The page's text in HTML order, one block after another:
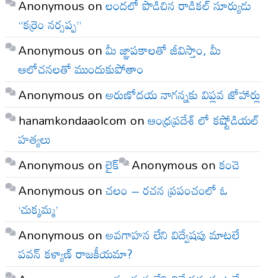
Anonymous onలందలో పొడిచిన రాడికల్ సూర్యుడు
“కర్రెం నర్సప్ప”
Anonymous onమీ జ్ఞాపకాలతో జీవిస్తాం, మీ
ఆలోచనలతో ముందుకుపోతాం
Anonymous onఅరుణోదయ నాగన్నకు విప్లవ జోహార్లు
hanamkondaaolcom onఆంధ్రప్రదేశ్ లో కష్టోడియల్
హత్యలు
Anonymous onలైక్ Anonymous onకంచె
Anonymous onచలం – రచన ప్రపంచంలో ఓ
‘చుక్కమ్మ’
Anonymous onఅవగాహన లేని విద్వేషపు మాటలే
పవన్ కళ్యాణ్ రాజకీయమా?